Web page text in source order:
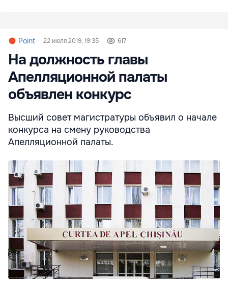
Point 22 июля 2019, 19:35 617
На должность главы
Апелляционной палаты
объявлен конкурс
Высший совет магистратуры объявил о начале
конкурса на смену руководства
Апелляционной палаты.